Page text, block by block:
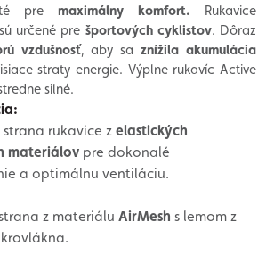
pre maximálny komfort. Rukavice
určené pre športových cyklistov. Dôraz
vzdušnosť, aby saznížila akumulácia
straty energie. Výplne rukavíc Active
silné.
rukavice z elastických
materiálov pre dokonalé
a optimálnu ventiláciu.
z materiálu AirMesh s lemom z